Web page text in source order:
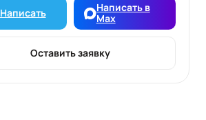
Написать
Написать в
Max
Оставить заявку